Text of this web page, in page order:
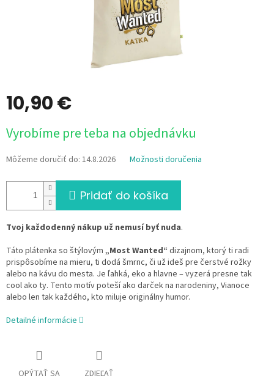
10,90 €
cena:
Vyrobíme pre teba na objednávku
Môžeme doručiť do: 14.8.2026 Možnosti doručenia
Pridať do košíka
Tvoj každodenný nákup už nemusí byť nuda.
Táto plátenka so štýlovým „Most Wanted“ dizajnom, ktorý ti radi
prispôsobíme na mieru, ti dodá šmrnc, či už ideš pre čerstvé rožky
alebo na kávu do mesta. Je ľahká, eko a hlavne – vyzerá presne tak
cool ako ty. Tento motív poteší ako darček na narodeniny, Vianoce
alebo len tak každého, kto miluje originálny humor.
Detailné informácie
OPÝTAŤ SA ZDIEĽAŤ